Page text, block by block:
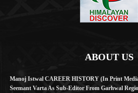
ABOUT US
Manoj Istwal CAREER HISTORY (in Print
Seemant Varta As Sub-Editor From Garhwal